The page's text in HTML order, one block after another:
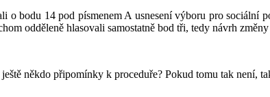
o bodu 14 pod písmenem A usnesení výboru pro sociální
odděleně hlasovali samostatně bod tři, tedy návrh
někdo připomínky k proceduře? Pokud tomu tak není,